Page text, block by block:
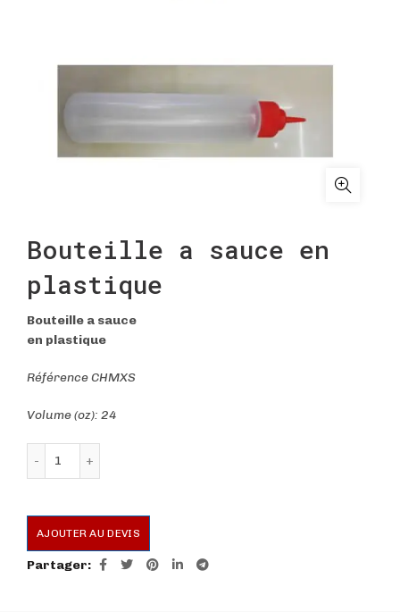
Bouteille a sauce en
plastique
Bouteille a sauce
en plastique
Référence CHMXS
Volume (oz): 24
AJOUTER AU DEVIS
Partager